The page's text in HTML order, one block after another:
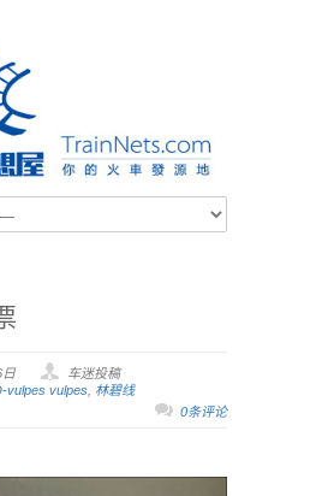
日
车迷投稿
vulpes vulpes, 林碧线
0条评论